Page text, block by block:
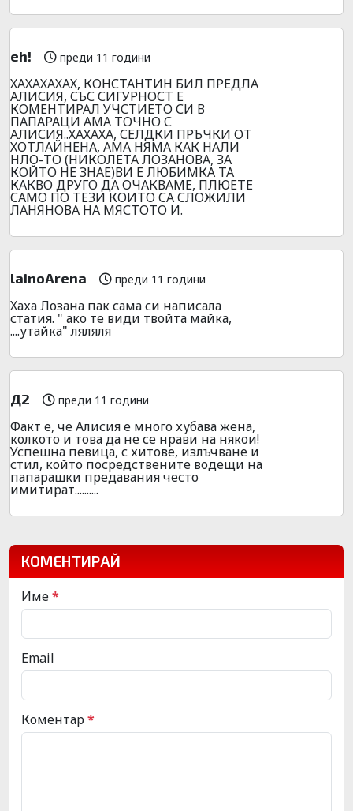
eh! преди 11 години
ХАХАХАХАХ, КОНСТАНТИН БИЛ ПРЕДЛА
АЛИСИЯ, СЪС СИГУРНОСТ Е
КОМЕНТИРАЛ УЧСТИЕТО СИ В
ПАПАРАЦИ АМА ТОЧНО С
АЛИСИЯ..ХАХАХА, СЕЛДКИ ПРЪЧКИ ОТ
ХОТЛАЙНЕНА, АМА НЯМА КАК НАЛИ
НЛО-ТО (НИКОЛЕТА ЛОЗАНОВА, ЗА
КОЙТО НЕ ЗНАЕ)ВИ Е ЛЮБИМКА ТА
КАКВО ДРУГО ДА ОЧАКВАМЕ, ПЛЮЕТЕ
САМО ПО ТЕЗИ КОИТО СА СЛОЖИЛИ
ЛАНЯНОВА НА МЯСТОТО И.
lainoArena преди 11 години
Хаха Лозана пак сама си написала
статия. " ако те види твойта майка,
....утайка" ляляля
Д2 преди 11 години
Факт е, че Алисия е много хубава жена,
колкото и това да не се нрави на някои!
Успешна певица, с хитове, излъчване и
стил, който посредствените водещи на
папарашки предавания често
имитират..........
КОМЕНТИРАЙ
Име*
Email
Коментар*